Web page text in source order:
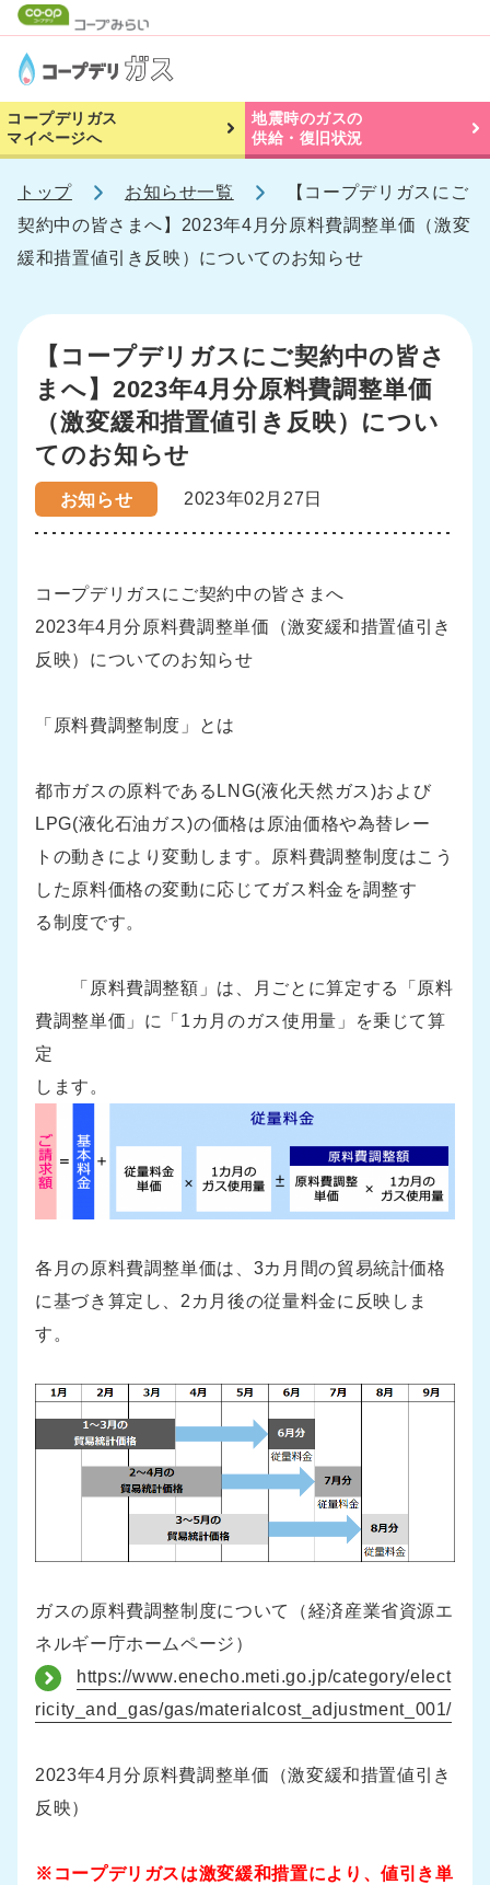
コープデリガス
マイページへ
地震時のガスの
供給・復旧状況
トップ お知らせ一覧
【コープデリガスにご
契約中の皆さまへ】2023年4月分原料費調整単価（激変
緩和措置値引き反映）についてのお知らせ
【コープデリガスにご契約中の皆さ
まへ】2023年4月分原料費調整単価
（激変緩和措置値引き反映）につい
てのお知らせ
お知らせ 2023年02月27日
コープデリガスにご契約中の皆さまへ
2023年4月分原料費調整単価（激変緩和措置値引き
反映）についてのお知らせ
「原料費調整制度」とは
都市ガスの原料であるLNG(液化天然ガス)および
LPG(液化石油ガス)の価格は原油価格や為替レー
トの動きにより変動します。原料費調整制度はこう
した原料価格の変動に応じてガス料金を調整す
る制度です。
「原料費調整額」は、月ごとに算定する「原料
費調整単価」に「1カ月のガス使用量」を乗じて算
定
します。
各月の原料費調整単価は、3カ月間の貿易統計価格
に基づき算定し、2カ月後の従量料金に反映しま
す。
ガスの原料費調整制度について（経済産業省資源エ
ネルギー庁ホームページ）
https://www.enecho.meti.go.jp/category/elect
ricity_and_gas/gas/materialcost_adjustment_001/
2023年4月分原料費調整単価（激変緩和措置値引き
反映）
※コープデリガスは激変緩和措置により、値引き単